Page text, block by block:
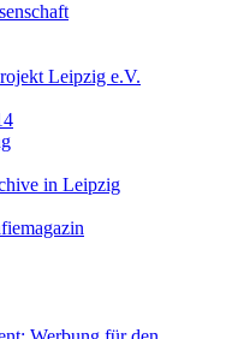
Leipzig e.V.
in Leipzig